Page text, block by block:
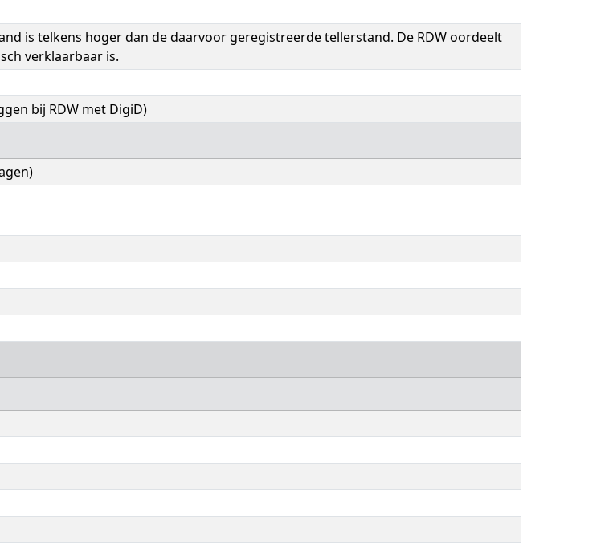
is telkens hoger dan de daarvoor geregistreerde tellerstand. De RDW oordeelt
verklaarbaar is.
bij RDW met DigiD)